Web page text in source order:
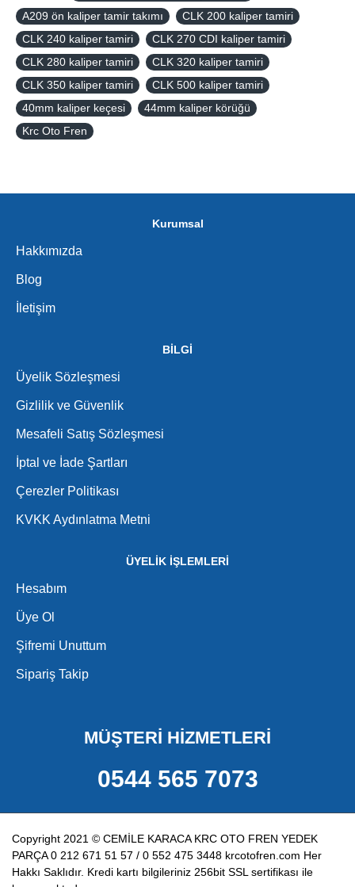
A209 ön kaliper tamir takımı
CLK 200 kaliper tamiri
CLK 240 kaliper tamiri
CLK 270 CDI kaliper tamiri
CLK 280 kaliper tamiri
CLK 320 kaliper tamiri
CLK 350 kaliper tamiri
CLK 500 kaliper tamiri
40mm kaliper keçesi
44mm kaliper körüğü
Krc Oto Fren
Kurumsal
Hakkımızda
Blog
İletişim
BİLGİ
Üyelik Sözleşmesi
Gizlilik ve Güvenlik
Mesafeli Satış Sözleşmesi
İptal ve İade Şartları
Çerezler Politikası
KVKK Aydınlatma Metni
ÜYELİK İŞLEMLERİ
Hesabım
Üye Ol
Şifremi Unuttum
Sipariş Takip
MÜŞTERİ HİZMETLERİ
0544 565 7073
Copyright 2021 © CEMİLE KARACA KRC OTO FREN YEDEK
PARÇA 0 212 671 51 57 / 0 552 475 3448 krcotofren.com Her
Hakkı Saklıdır. Kredi kartı bilgileriniz 256bit SSL sertifikası ile